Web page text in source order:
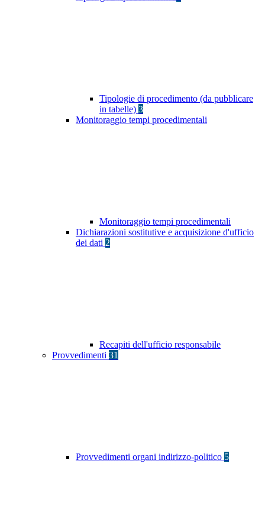
Tipologie di procedimento (da pubblicare
in tabelle) 3
Monitoraggio tempi procedimentali
Monitoraggio tempi procedimentali
Dichiarazioni sostitutive e acquisizione d'ufficio
dei dati 2
Recapiti dell'ufficio responsabile
Provvedimenti 31
Provvedimenti organi indirizzo-politico 5